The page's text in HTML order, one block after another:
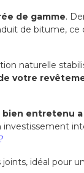
de gamme.
de bitume, ce
naturelle
votre
entretenu
investissement
idéal pour